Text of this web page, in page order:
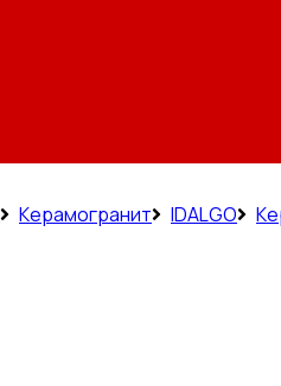
Керамогранит IDALGO